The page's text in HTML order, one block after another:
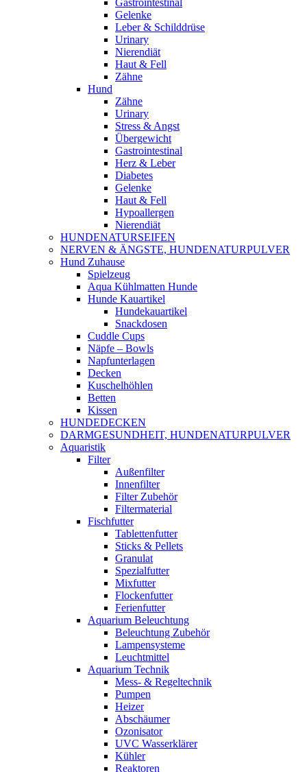
Gastrointestinal
Gelenke
Leber & Schilddrüse
Urinary
Nierendiät
Haut & Fell
Zähne
Hund
Zähne
Urinary
Stress & Angst
Übergewicht
Gastrointestinal
Herz & Leber
Diabetes
Gelenke
Haut & Fell
Hypoallergen
Nierendiät
HUNDENATURSEIFEN
NERVEN & ÄNGSTE, HUNDENATURPULVER
Hund Zuhause
Spielzeug
Aqua Kühlmatten Hunde
Hunde Kauartikel
Hundekauartikel
Snackdosen
Cuddle Cups
Näpfe – Bowls
Napfunterlagen
Decken
Kuschelhöhlen
Betten
Kissen
HUNDEDECKEN
DARMGESUNDHEIT, HUNDENATURPULVER
Aquaristik
Filter
Außenfilter
Innenfilter
Filter Zubehör
Filtermaterial
Fischfutter
Tablettenfutter
Sticks & Pellets
Granulat
Spezialfutter
Mixfutter
Flockenfutter
Ferienfutter
Aquarium Beleuchtung
Beleuchtung Zubehör
Lampensysteme
Leuchtmittel
Aquarium Technik
Mess- & Regeltechnik
Pumpen
Heizer
Abschäumer
Ozonisator
UVC Wasserklärer
Kühler
Reaktoren